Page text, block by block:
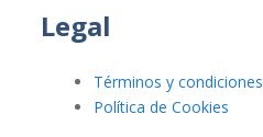
Legal
Términos y condiciones
Política de Cookies